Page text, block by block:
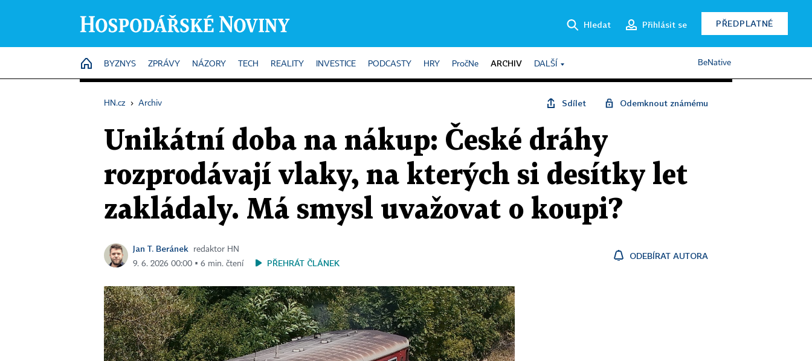
Hledat Přihlásit se PŘEDPLATNÉ
HOME
BYZNYS ZPRÁVY NÁZORY TECH REALITY INVESTICE PODCASTY HRY PročNe ARCHIV DALŠÍ BeNative
HN.cz › Archiv Sdílet Odemknout známému
Unikátní doba na nákup: České dráhy
rozprodávají vlaky, na kterých si desítky let
zakládaly. Má smysl uvažovat o koupi?
Jan T. Beránek
redaktor HN
9. 6. 2026 00:00 ▪ 6 min. čtení
PŘEHRÁT ČLÁNEK
ODEBÍRAT AUTORA